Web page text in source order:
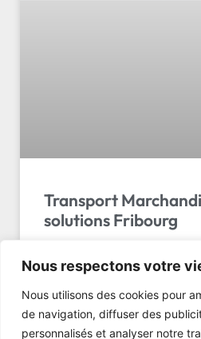
Nous respectons votre
Nous utilisons des cookies pour
de navigation, diffuser des
personnalisés et analyser notre
Transport
solutions Fribourg
Guide Complet : Transport
Solutions Quotidiennes depuis
scène. Il est 8h00 du matin à
camionnettes sont …